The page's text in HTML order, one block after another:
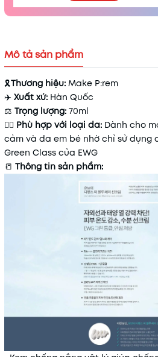
Mã khuyến mãi:
Mô tả sản phẩm
🎗Thương hiệu: Make P:rem
✈️ Xuất xứ: Hàn Quốc
⚖️ Trọng lượng: 70ml
💁‍♀️ Phù hợp với loại da: Dành cho
cảm và da em bé nhờ chỉ sử
Green Class của EWG
📒 Thông tin sản phẩm: